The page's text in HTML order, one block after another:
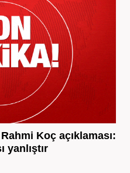
Koç açıklaması:
yanlıştır